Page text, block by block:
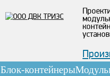
Блок-контейнеры